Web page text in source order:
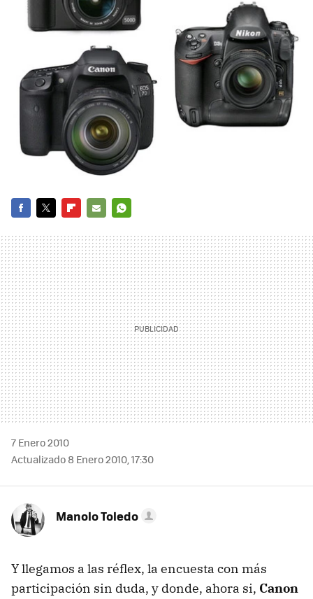
MAIL
7 Enero 2010
Actualizado 8 Enero 2010, 17:30
Manolo Toledo
Y llegamos a las réflex, la encuesta con más
participación sin duda, y donde, ahora si, Canon